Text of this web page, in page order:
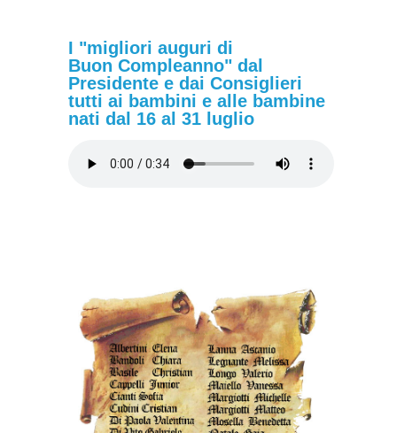
I "migliori auguri di
Buon Compleanno" dal
Presidente e dai Consiglieri
tutti ai bambini e alle bambine
nati dal 16 al 31 luglio